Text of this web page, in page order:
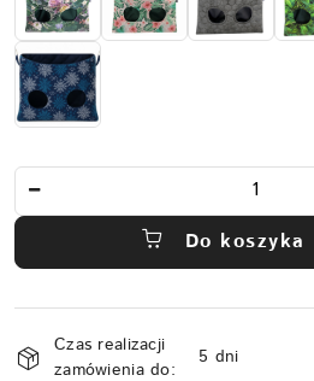
Do koszyka
Dostępność
i
Czas realizacji
zamówienia do:
5 dni